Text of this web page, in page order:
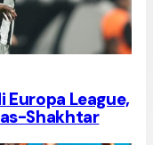
League,
Shakhtar